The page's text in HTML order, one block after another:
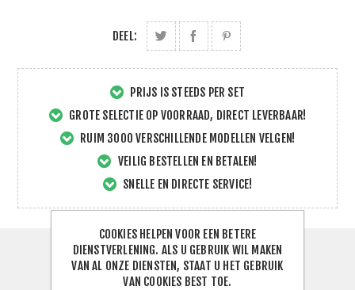
DEEL:
PRIJS IS STEEDS PER SET
GROTE SELECTIE OP VOORRAAD, DIRECT LEVERBAAR!
RUIM 3000 VERSCHILLENDE MODELLEN VELGEN!
VEILIG BESTELLEN EN BETALEN!
SNELLE EN DIRECTE SERVICE!
SPECIFICATIES
COOKIES HELPEN VOOR EEN BETERE
DIENSTVERLENING. ALS U GEBRUIK WIL MAKEN
VAN AL ONZE DIENSTEN, STAAT U HET GEBRUIK
VAN COOKIES BEST TOE.